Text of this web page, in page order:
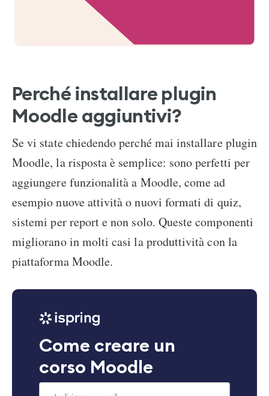
Perché installare plugin
Moodle aggiuntivi?
Se vi state chiedendo perché mai installare plugin
Moodle, la risposta è semplice: sono perfetti per
aggiungere funzionalità a Moodle, come ad
esempio nuove attività o nuovi formati di quiz,
sistemi per report e non solo. Queste componenti
migliorano in molti casi la produttività con la
piattaforma Moodle.
Come creare un
corso Moodle